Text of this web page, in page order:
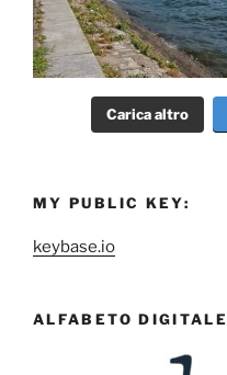
Carica altro
MY PUBLIC KEY:
keybase.io
ALFABETO DIGITALE